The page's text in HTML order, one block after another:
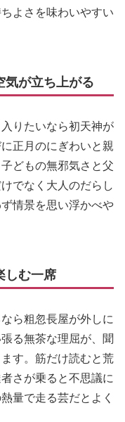
よさを味わいやすい
気が立ち上がる
りたいなら初天神が
正月のにぎわいと親
どもの無邪気さと父
でなく大人のだらし
情景を思い浮かべや
しむ一席
ら粗忽長屋が外しに
る無茶な理屈が、聞
す。筋だけ読むと荒
さが乗ると不思議に
量で走る芸だとよく